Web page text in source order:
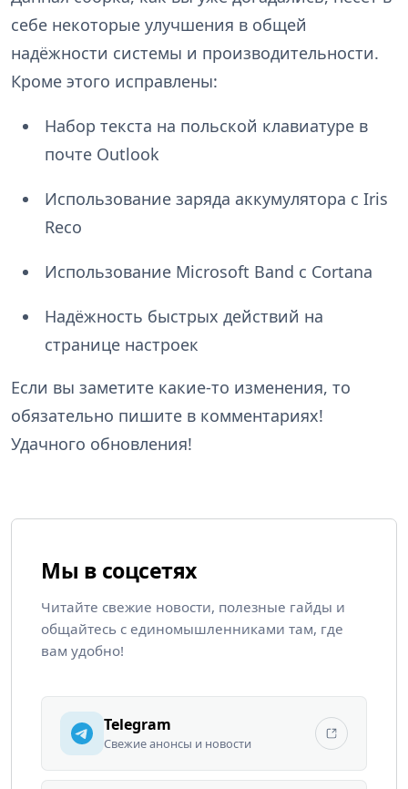
себе некоторые улучшения в общей
надёжности системы и производительности.
Кроме этого исправлены:
Набор текста на польской клавиатуре в
почте Outlook
Использование заряда аккумулятора с Iris
Reco
Использование Microsoft Band с Cortana
Надёжность быстрых действий на
странице настроек
Если вы заметите какие-то изменения, то
обязательно пишите в комментариях!
Удачного обновления!
Мы в соцсетях
Читайте свежие новости, полезные гайды и
общайтесь с единомышленниками там, где
вам удобно!
Telegram
Свежие анонсы и новости